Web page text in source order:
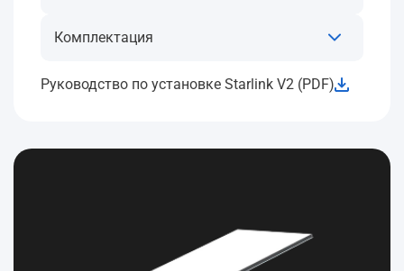
Комплектация
Руководство по установке Starlink V2 (PDF)